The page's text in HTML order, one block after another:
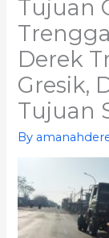
Tujuan
Derek
Gresik,
Tujuan
By